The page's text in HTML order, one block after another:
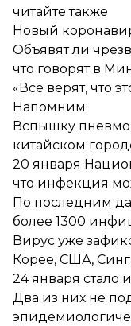
читайте также
Новый
Объявят ли
что говорят в
«Все верят, что
Напомним
Вспышку
китайском
20 января
что инфекция
По последним
более 1300
Вирус уже
Корее, США,
24 января стало
Два из них не